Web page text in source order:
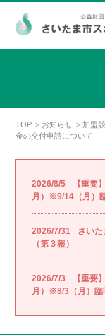
TOP > お知らせ > 加盟
金の交付申請について
2026/8/5
【重要
月）※9/14（月）
2026/7/31
さい
（第３報）
2026/7/3
【重要
月）※8/3（月）臨